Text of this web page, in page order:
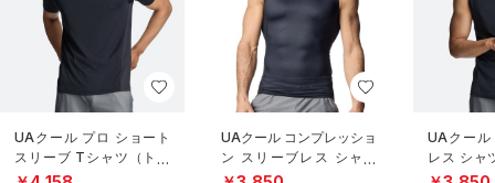
UAクール プロ ショート
スリーブ Tシャツ（トレ
ーニング/MEN）
UAクール コンプレッショ
ン スリーブレス シャツ
（トレーニング/MEN）
UAクール
レス シャ
グ/MEN）